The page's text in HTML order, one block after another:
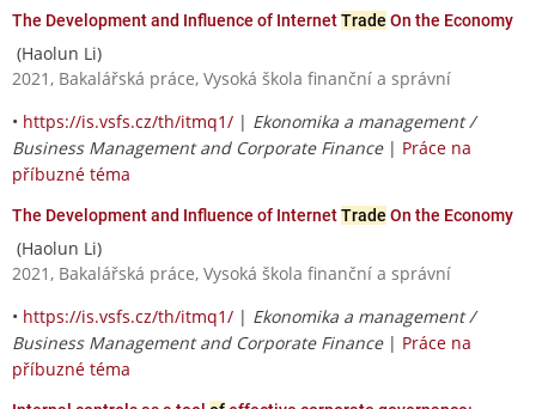
The Development and Influence of InternetTrade On the Economy
(Haolun Li)
2021, Bakalářská práce, Vysoká škola finanční a správní
• https://is.vsfs.cz/th/itmq1/ | Ekonomika a management /
Business Management and Corporate Finance| Práce na
příbuzné téma
The Development and Influence of InternetTrade On the Economy
(Haolun Li)
2021, Bakalářská práce, Vysoká škola finanční a správní
• https://is.vsfs.cz/th/itmq1/ | Ekonomika a management /
Business Management and Corporate Finance| Práce na
příbuzné téma